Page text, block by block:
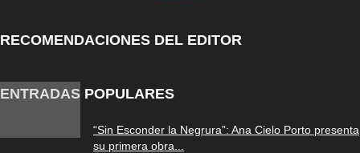
RECOMENDACIONES DEL EDITOR
ENTRADAS POPULARES
“Sin Esconder la Negrura”: Ana Cielo Porto presenta
su primera obra...